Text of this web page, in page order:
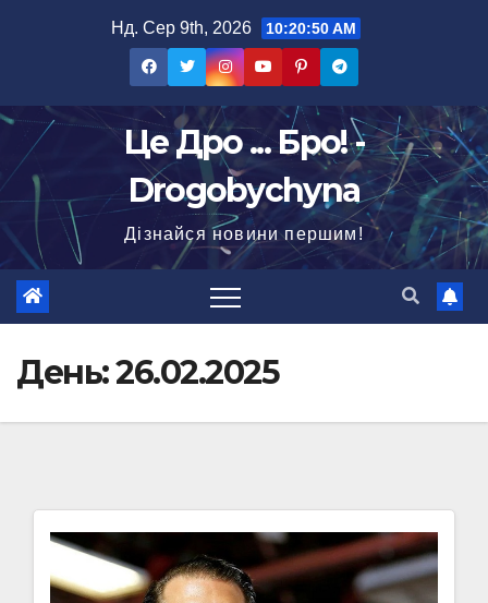
Нд. Сер 9th, 2026 10:20:51 AM
Це Дро ... Бро! -
Drogobychyna
Дізнайся новини першим!
День:26.02.2025